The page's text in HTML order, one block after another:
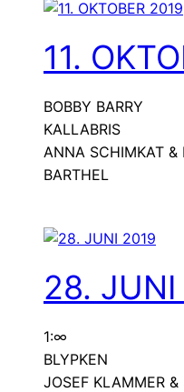
11.
BOBBY BARRY
KALLABRIS
ANNA SCHIMKAT &
BARTHEL
28.
1:∞
BLYPKEN
JOSEF KLAMMER &